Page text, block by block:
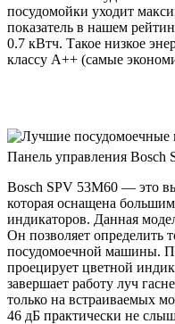
посудомойки уходит
показатель в нашем
0.7 кВтч. Такое низкое
классу A++ (самые
Панель управления Bosch
Bosch SPV 53M60 — это
которая оснащена
индикаторов. Данная
Он позволяет определить
посудомоечной машины.
проецирует цветной
завершает работу луч
только на встраиваемых
46 дБ практически не